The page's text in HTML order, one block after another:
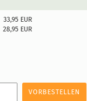
33,95 EUR
28,95 EUR
VORBESTELLEN